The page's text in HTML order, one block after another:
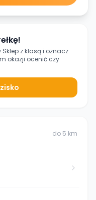
Sklep z klasąi oznacz
okazji ocenić czy
do 5 km